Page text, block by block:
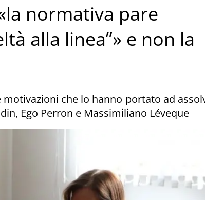
normativa pare
alla linea”» e non la
motivazioni che lo hanno portato ad
Ego Perron e Massimiliano Léveque